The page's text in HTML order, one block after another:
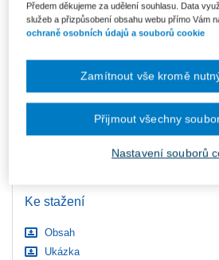
Balíček - Tištěná kniha + E-kniha
Smarteca + soubory ke stažení
- expedice do 2 pracovních
Upozorňujeme, že v období od 1.8.
důvodů nemůžeme vystavovat
zaslány dodatečně e-mailem.
Ke stažení
Obsah
Ukázka
Předem děkujeme za udělení souhlasu. Data
služeb a přizpůsobení obsahu webu přímo Vám
ochraně osobních údajů a souborů cookie
Nastavení souborů
Zamítnout vše kromě
Přijmout všechny